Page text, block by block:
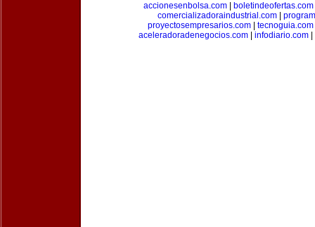
accionesenbolsa.com
boletindeofertas.com
comercializadoraindustrial.com
proyectosempresarios.com
tecnoguia.com
aceleradoradenegocios.com| infodiario.com|